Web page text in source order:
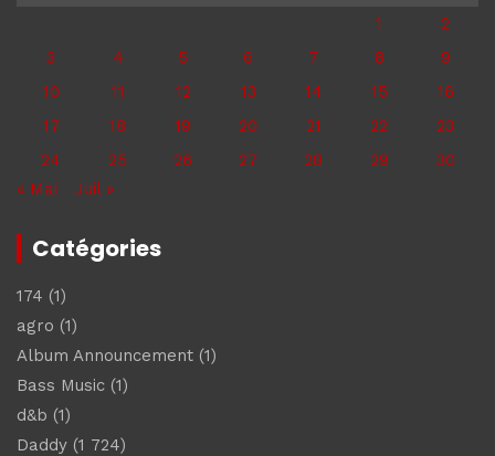
1
2
3
4 5 6 7 8
9
10
11 12 13 14 15
16
17
18 19 20 21 22
23
24
25 26 27 28 29
30
« Mai
Juil »
Catégories
174 (1)
agro (1)
Album Announcement (1)
Bass Music (1)
d&b (1)
Daddy (1 724)